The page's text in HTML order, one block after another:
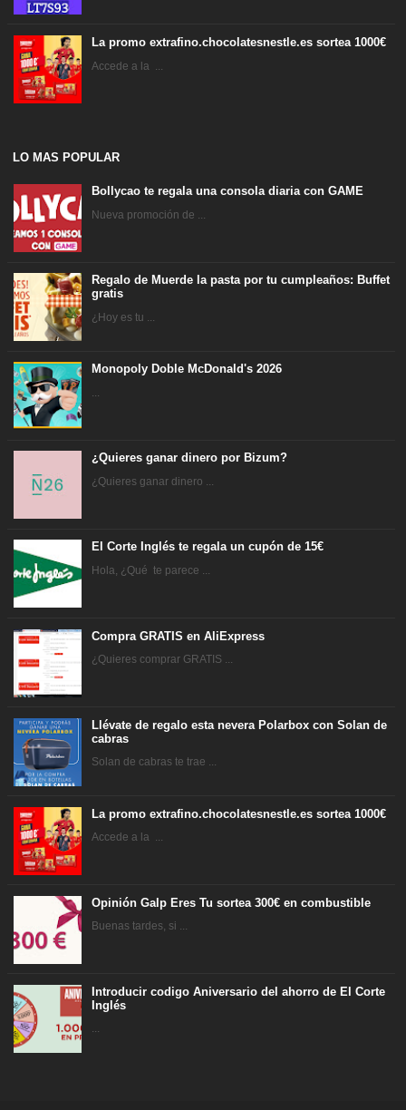
La promo extrafino.chocolatesnestle.es sortea 1000€
Accede a la ...
LO MAS POPULAR
Bollycao te regala una consola diaria con GAME
Nueva promoción de ...
Regalo de Muerde la pasta por tu cumpleaños: Buffet
gratis
¿Hoy es tu ...
Monopoly Doble McDonald's 2026
...
¿Quieres ganar dinero por Bizum?
¿Quieres ganar dinero ...
El Corte Inglés te regala un cupón de 15€
Hola, ¿Qué te parece ...
Compra GRATIS en AliExpress
¿Quieres comprar GRATIS ...
Llévate de regalo esta nevera Polarbox con Solan de
cabras
Solan de cabras te trae ...
La promo extrafino.chocolatesnestle.es sortea 1000€
Accede a la ...
Opinión Galp Eres Tu sortea 300€ en combustible
Buenas tardes, si ...
Introducir codigo Aniversario del ahorro de El Corte
Inglés
...